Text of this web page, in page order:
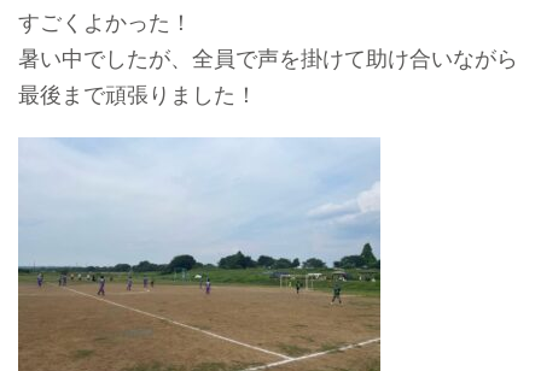
すごくよかった！
暑い中でしたが、全員で声を掛けて助け合いながら
最後まで頑張りました！